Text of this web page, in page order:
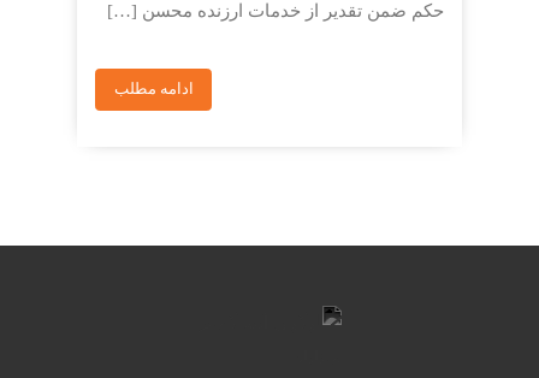
حکم ضمن تقدیر از خدمات ارزنده محسن […]
ادامه مطلب